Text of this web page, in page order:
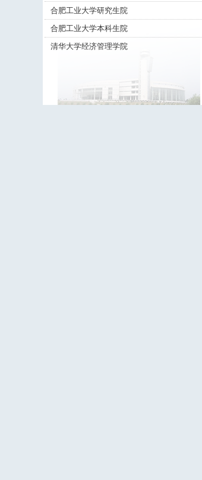
合肥工业大学研究生院
合肥工业大学本科生院
清华大学经济管理学院